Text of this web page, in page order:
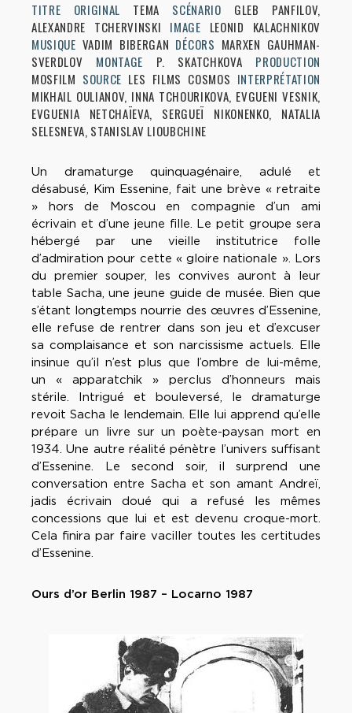
TITRE ORIGINAL TEMA SCÉNARIO GLEB PANFILOV,
ALEXANDRE TCHERVINSKI IMAGE LEONID KALACHNIKOV
MUSIQUE VADIM BIBERGAN DÉCORS MARXEN GAUHMAN-
SVERDLOV MONTAGE P. SKATCHKOVA PRODUCTION
MOSFILM SOURCE LES FILMS COSMOS INTERPRÉTATION
MIKHAIL OULIANOV, INNA TCHOURIKOVA, EVGUENI VESNIK,
EVGUENIA NETCHAÏEVA, SERGUEÏ NIKONENKO, NATALIA
SELESNEVA, STANISLAV LIOUBCHINE
Un dramaturge quinquagénaire, adulé et
désabusé, Kim Essenine, fait une brève « retraite
» hors de Moscou en compagnie d’un ami
écrivain et d’une jeune fille. Le petit groupe sera
hébergé par une vieille institutrice folle
d’admiration pour cette « gloire nationale ». Lors
du premier souper, les convives auront à leur
table Sacha, une jeune guide de musée. Bien que
s’étant longtemps nourrie des œuvres d’Essenine,
elle refuse de rentrer dans son jeu et d’excuser
sa complaisance et son narcissisme actuels. Elle
insinue qu’il n’est plus que l’ombre de lui-même,
un « apparatchik » perclus d’honneurs mais
stérile. Intrigué et bouleversé, le dramaturge
revoit Sacha le lendemain. Elle lui apprend qu’elle
prépare un livre sur un poète-paysan mort en
1934. Une autre réalité pénètre l’univers suffisant
d’Essenine. Le second soir, il surprend une
conversation entre Sacha et son amant Andreï,
jadis écrivain doué qui a refusé les mêmes
concessions que lui et est devenu croque-mort.
Cela finira par faire vaciller toutes les certitudes
d’Essenine.
Ours d’or Berlin 1987 – Locarno 1987